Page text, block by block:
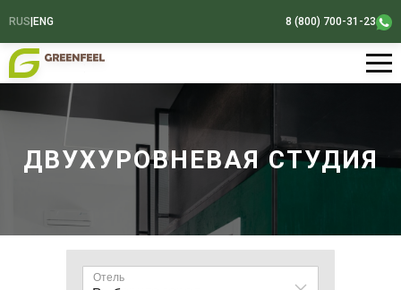
RUS ENG 8 (800) 700-31-23
ДВУХУРОВНЕВАЯ СТУДИЯ